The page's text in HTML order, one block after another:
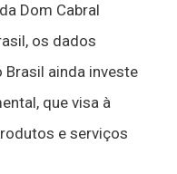
Dom Cabral
os dados
ainda investe
que visa à
e serviços